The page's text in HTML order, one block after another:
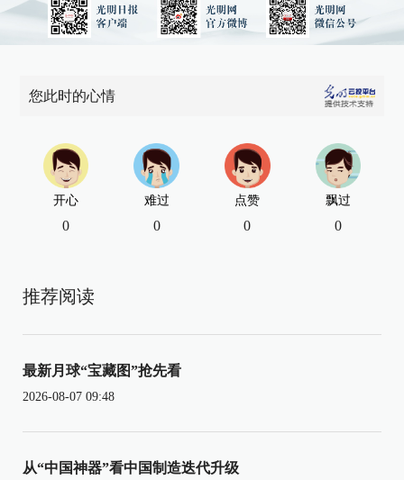
您此时的心情
开心
0
难过
0
点赞
0
飘过
0
推荐阅读
最新月球“宝藏图”抢先看
2026-08-07 09:48
从“中国神器”看中国制造迭代升级